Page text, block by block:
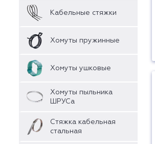
Кабельные стяжки
Хомуты пружинные
Хомуты ушковые
Хомуты пыльника
ШРУСа
Стяжка кабельная
стальная